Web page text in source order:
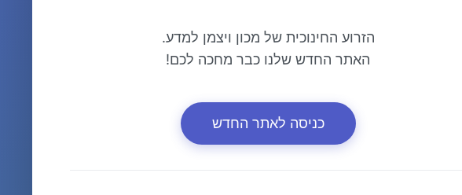
הזרוע החינוכית של מכון ויצמן למדע.
האתר החדש שלנו כבר מחכה לכם!
כניסה לאתר החדש